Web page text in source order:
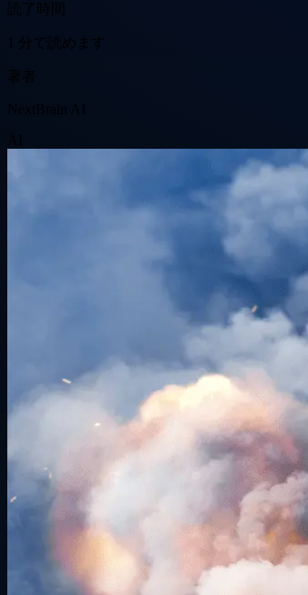
読了時間
1 分で読めます
著者
NextBrain AI
AI